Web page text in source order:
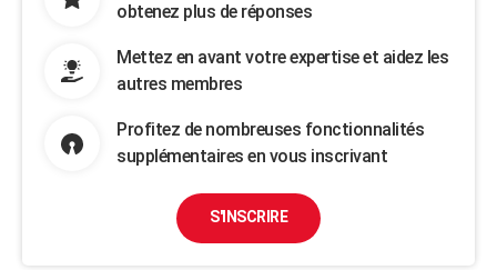
obtenez plus de réponses
Mettez en avant votre expertise et aidez les
autres membres
Profitez de nombreuses fonctionnalités
supplémentaires en vous inscrivant
S'INSCRIRE